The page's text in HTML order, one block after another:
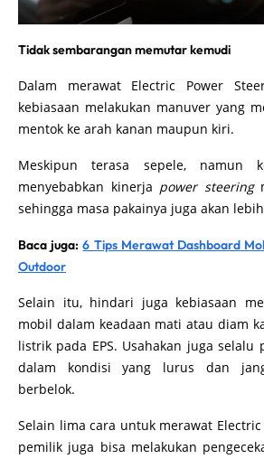
Tidak sembarangan memutar kemudi
Dalam merawat Electric Power
kebiasaan melakukan manuver yang
mentok ke arah kanan maupun kiri.
Meskipun terasa sepele, namun
menyebabkan kinerja power steering
sehingga masa pakainya juga akan
Baca juga:6 Tips Merawat Dashboard
Outdoor
Selain itu, hindari juga kebiasaan
mobil dalam keadaan mati atau diam
listrik pada EPS. Usahakan juga selalu
dalam kondisi yang lurus dan
berbelok.
Selain lima cara untuk merawat
pemilik juga bisa melakukan